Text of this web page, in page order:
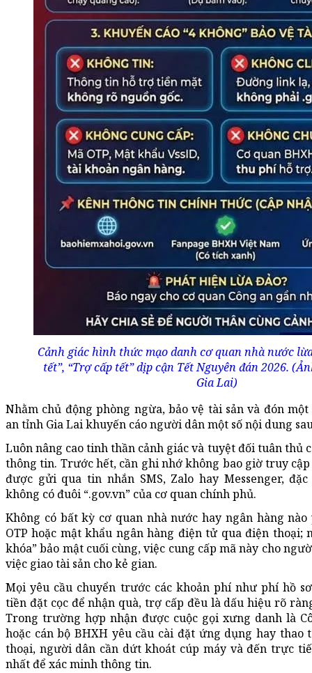
Cảnh giác hình thức mạo danh cơ quan nhà nước
tết”, “Trợ cấp tết” dịp cận Tết Nguyên đán 2026.
Gia Lai)
Nhằm chủ động phòng ngừa, bảo vệ tài sản và đón
an tỉnh Gia Lai khuyến cáo người dân một số nội dung
Luôn nâng cao tinh thần cảnh giác và tuyệt đối tuân thủ
thông tin. Trước hết, cần ghi nhớ không bao giờ truy
được gửi qua tin nhắn SMS, Zalo hay Messenger,
không có đuôi “.gov.vn” của cơ quan chính phủ.
Không có bất kỳ cơ quan nhà nước hay ngân hàng nào
OTP hoặc mật khẩu ngân hàng điện tử qua điện thoại;
khóa” bảo mật cuối cùng, việc cung cấp mã này cho
việc giao tài sản cho kẻ gian.
Mọi yêu cầu chuyển trước các khoản phí như phí hồ
tiền đặt cọc để nhận quà, trợ cấp đều là dấu hiệu rõ
Trong trường hợp nhận được cuộc gọi xưng danh là
hoặc cán bộ BHXH yêu cầu cài đặt ứng dụng hay
thoại, người dân cần dứt khoát cúp máy và đến trực
nhất để xác minh thông tin.